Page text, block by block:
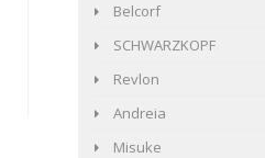
Belcorf
SCHWARZKOPF
Revlon
Andreia
Misuke